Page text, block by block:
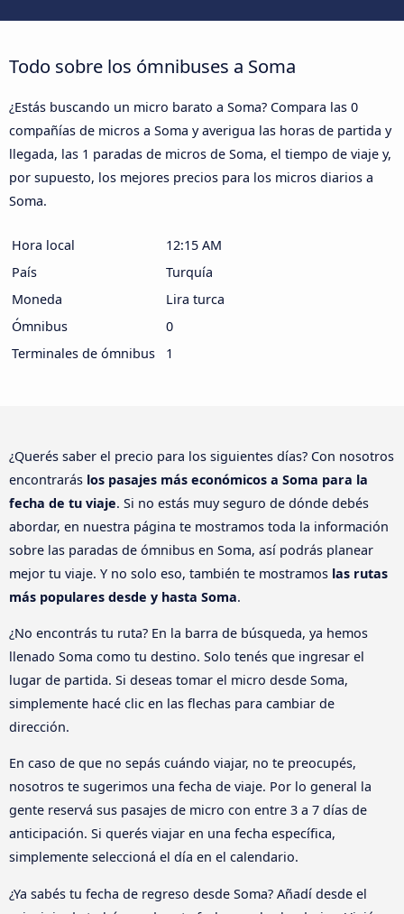
Todo sobre los ómnibuses a Soma
¿Estás buscando un micro barato a Soma? Compara las 0
compañías de micros a Soma y averigua las horas de partida y
llegada, las 1 paradas de micros de Soma, el tiempo de viaje y,
por supuesto, los mejores precios para los micros diarios a
Soma.
Hora local
12:15 AM
País
Turquía
Moneda
Lira turca
Ómnibus
0
Terminales de ómnibus
1
¿Querés saber el precio para los siguientes días? Con nosotros
encontrarás los pasajes más económicos a Soma para la
fecha de tu viaje. Si no estás muy seguro de dónde debés
abordar, en nuestra página te mostramos toda la información
sobre las paradas de ómnibus en Soma, así podrás planear
mejor tu viaje. Y no solo eso, también te mostramos las rutas
más populares desde y hasta Soma.
¿No encontrás tu ruta? En la barra de búsqueda, ya hemos
llenado Soma como tu destino. Solo tenés que ingresar el
lugar de partida. Si deseas tomar el micro desde Soma,
simplemente hacé clic en las flechas para cambiar de
dirección.
En caso de que no sepás cuándo viajar, no te preocupés,
nosotros te sugerimos una fecha de viaje. Por lo general la
gente reservá sus pasajes de micro con entre 3 a 7 días de
anticipación. Si querés viajar en una fecha específica,
simplemente seleccioná el día en el calendario.
¿Ya sabés tu fecha de regreso desde Soma? Añadí desde el